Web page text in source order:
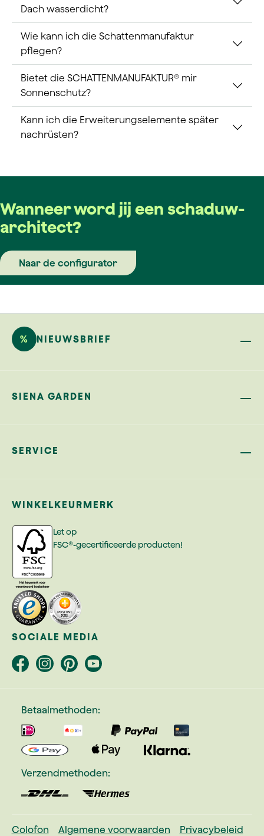
Dach wasserdicht?
Wie kann ich die Schattenmanufaktur
pflegen?
Bietet die SCHATTENMANUFAKTUR® mir
Sonnenschutz?
Kann ich die Erweiterungselemente später
nachrüsten?
Wanneer word jij een schaduw­
architect?
Naar de configurator
% NIEUWSBRIEF
SIENA GARDEN
SERVICE
WINKELKEURMERK
Let op
FSC®-gecertificeerde producten!
SOCIALE MEDIA
Betaalmethoden:
Verzendmethoden:
Colofon Algemene voorwaarden Privacybeleid